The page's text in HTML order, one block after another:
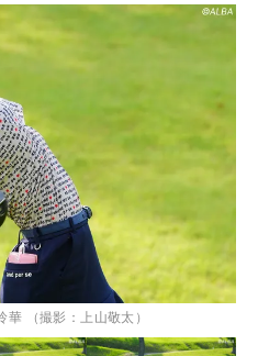
（撮影：上山敬太）